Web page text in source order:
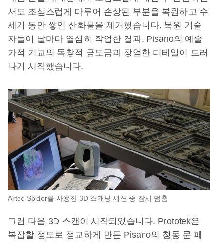
서도 조심스럽게 다루어 손상된 부분을 복원하고 수
세기 동안 쌓인 산화물을 제거했습니다. 복원 기술
자들이 날마다 열심히 작업한 결과, Pisano의 예술
가적 기교의 독창적 금도금과 장엄한 디테일이 드러
나기 시작했습니다.
Artec Spider를 사용한 3D 스캐닝 세션 중 잠시 멈춤
그런 다음 3D 스캔이 시작되었습니다. Prototek은
복잡할 정도로 정교하게 만든 Pisano의 청동 문 패